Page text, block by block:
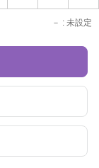
－ : 未設定